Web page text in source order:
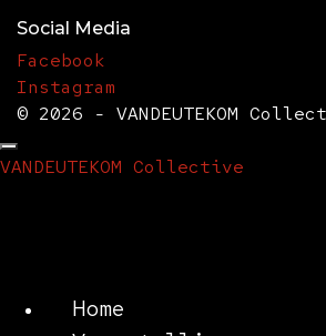
Social Media
Facebook
Instagram
© 2026 - VANDEUTEKOM
VANDEUTEKOM Collective
Home